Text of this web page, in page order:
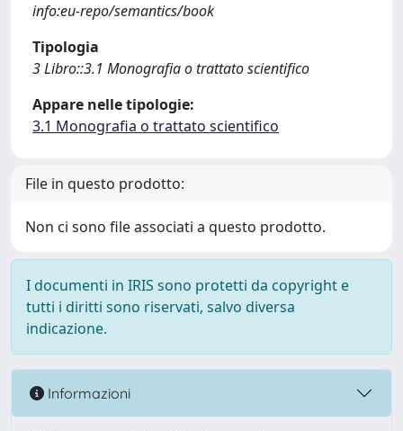
info:eu-repo/semantics/book
Tipologia
3 Libro::3.1 Monografia o trattato scientifico
Appare nelle tipologie:
3.1 Monografia o trattato scientifico
File in questo prodotto:
Non ci sono file associati a questo prodotto.
I documenti in IRIS sono protetti da copyright e
tutti i diritti sono riservati, salvo diversa
indicazione.
Informazioni